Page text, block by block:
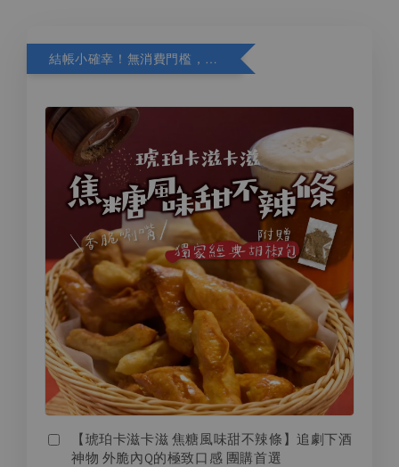
結帳小確幸！無消費門檻，精選商品加購再折 10 元
【琥珀卡滋卡滋 焦糖風味甜不辣條】追劇下酒
神物 外脆內Q的極致口感 團購首選